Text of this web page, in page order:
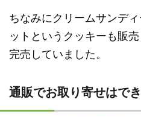
ちなみにクリームサンデ
ットというクッキーも販
完売していました。
通販でお取り寄せはで